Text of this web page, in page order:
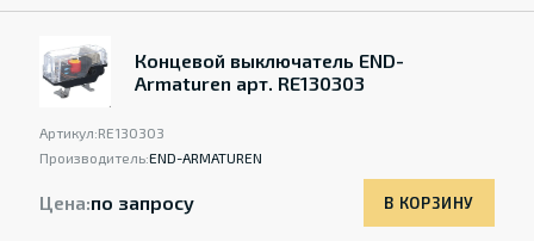
Концевой выключатель END-
Armaturen арт. RE130303
Артикул:RE130303
Производитель:END-ARMATUREN
Цена:по запросу В КОРЗИНУ